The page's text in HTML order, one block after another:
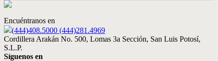
Encuéntranos en
(444)408.5000 (444)281.4969
Cordillera Arakán No. 500, Lomas 3a Sección, San Luis Potosí,
S.L.P.
Síguenos en